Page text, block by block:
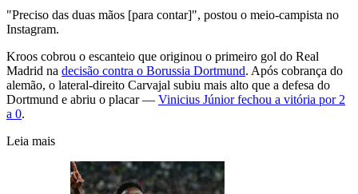
"Preciso das duas mãos [para contar]", postou o meio-campista no
Instagram.
Kroos cobrou o escanteio que originou o primeiro gol do Real
Madrid na decisão contra o Borussia Dortmund. Após cobrança do
alemão, o lateral-direito Carvajal subiu mais alto que a defesa do
Dortmund e abriu o placar — Vinicius Júnior fechou a vitória por 2
a 0.
Leia mais